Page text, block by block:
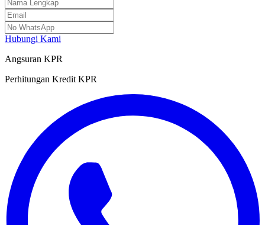
Hubungi Kami
Angsuran KPR
Perhitungan Kredit KPR